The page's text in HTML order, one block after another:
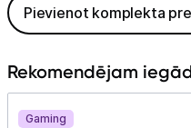
Pievienot komplekta
Rekomendējam
Gaming